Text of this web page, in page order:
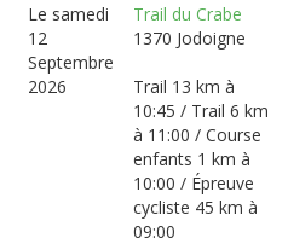
Le samedi
12
Septembre
2026
Trail du Crabe
1370 Jodoigne
Trail 13 km à
10:45 / Trail 6 km
à 11:00 / Course
enfants 1 km à
10:00 / Épreuve
cycliste 45 km à
09:00